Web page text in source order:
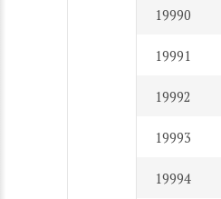
19990
19991
19992
19993
19994